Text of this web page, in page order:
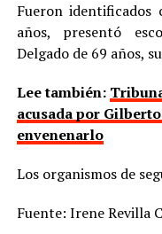
Fueron identificados
años, presentó
Delgado de 69 años,
Lee también:
acusada por
envenenarlo
Los organismos de
Fuente: Irene Revilla